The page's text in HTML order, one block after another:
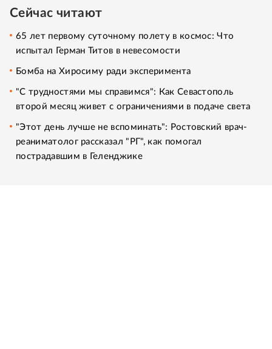
Сейчас читают
65 лет первому суточному полету в космос: Что
испытал Герман Титов в невесомости
Бомба на Хиросиму ради эксперимента
"С трудностями мы справимся": Как Севастополь
второй месяц живет с ограничениями в подаче света
"Этот день лучше не вспоминать": Ростовский врач-
реаниматолог рассказал "РГ", как помогал
пострадавшим в Геленджике